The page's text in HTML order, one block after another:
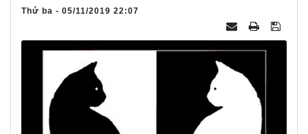
Thứ ba - 05/11/2019 22:07